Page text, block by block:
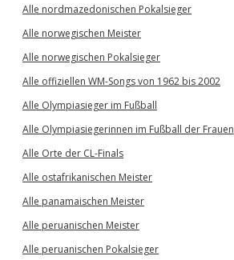
Alle nordmazedonischen Pokalsieger
Alle norwegischen Meister
Alle norwegischen Pokalsieger
Alle offiziellen WM-Songs von 1962 bis 2002
Alle Olympiasieger im Fußball
Alle Olympiasiegerinnen im Fußball der Frauen
Alle Orte der CL-Finals
Alle ostafrikanischen Meister
Alle panamaischen Meister
Alle peruanischen Meister
Alle peruanischen Pokalsieger